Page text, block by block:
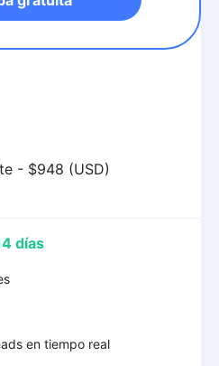
- $948 (USD)
días
en tiempo real